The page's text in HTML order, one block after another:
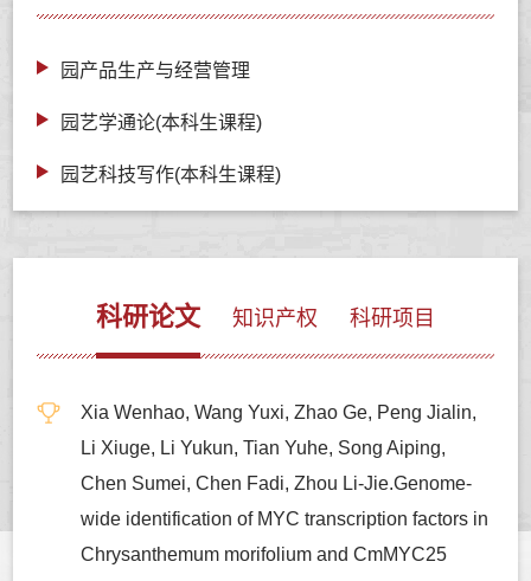
园产品生产与经营管理
园艺学通论(本科生课程)
园艺科技写作(本科生课程)
科研论文 知识产权 科研项目
Xia Wenhao, Wang Yuxi, Zhao Ge, Peng Jialin,
Li Xiuge, Li Yukun, Tian Yuhe, Song Aiping,
Chen Sumei, Chen Fadi, Zhou Li-Jie.Genome-
wide identification of MYC transcription factors in
Chrysanthemum morifolium and CmMYC25